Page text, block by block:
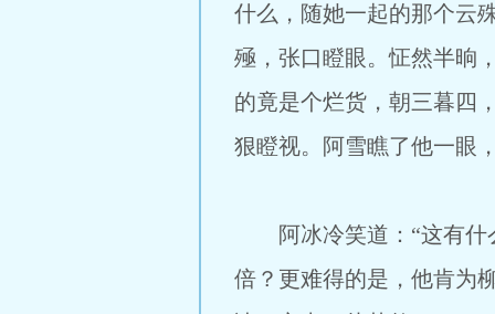
什么，随她一起的那个云
殛，张口瞪眼。怔然半晌
的竟是个烂货，朝三暮四
狠瞪视。阿雪瞧了他一眼
阿冰冷笑道：“这有什
倍？更难得的是，他肯为